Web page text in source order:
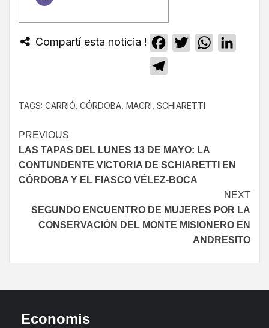
Compartí esta noticia ! Facebook
TwitterWhatsApp
TAGS: CARRIÓ CÓRDOBA MACRI SCHIARETTI
PREVIOUS
LAS TAPAS DEL LUNES 13 DE MAYO: LA
CONTUNDENTE VICTORIA DE SCHIARETTI EN
CÓRDOBA Y EL FIASCO VÉLEZ-BOCA
NEXT
SEGUNDO ENCUENTRO DE MUJERES POR LA
CONSERVACIÓN DEL MONTE MISIONERO EN
ANDRESITO
Economis